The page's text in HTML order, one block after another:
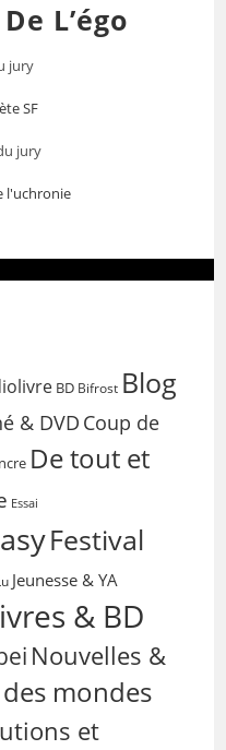
L’égo
jury
jury
BD Bifrost Blog
& DVD Coup de
De tout et
Essai
Festival
Jeunesse & YA
& BD
Nouvelles &
mondes
et